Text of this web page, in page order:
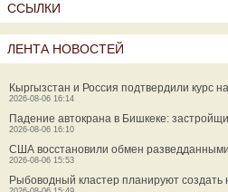
ССЫЛКИ
ЛЕНТА НОВОСТЕЙ
Кыргызстан и Россия подтвердили курс
2026-08-06 16:14
Падение автокрана в Бишкеке:
2026-08-06 16:10
США восстановили обмен
2026-08-06 15:53
Рыбоводный кластер планируют создать